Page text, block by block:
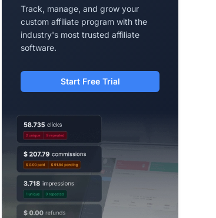
Track, manage, and grow your
custom affiliate program with the
industry's most trusted affiliate
software.
Start Free Trial